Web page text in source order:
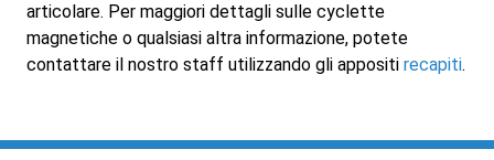
articolare. Per maggiori dettagli sulle cyclette
magnetiche o qualsiasi altra informazione, potete
contattare il nostro staff utilizzando gli appositi recapiti.